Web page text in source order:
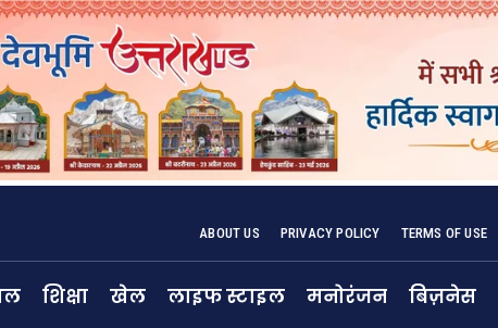
ABOUT US PRIVACY POLICY TERMS OF USE
शिक्षा खेल लाइफ स्टाइल मनोरंजन बिज़नेस